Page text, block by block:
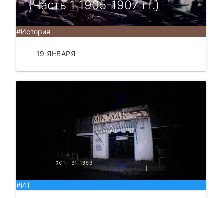
(Часть 1 1905-1907 гг.)
#История
19 ЯНВАРЯ
#ИТ